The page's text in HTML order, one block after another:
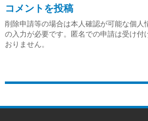
コメントを投稿
削除申請等の場合は本人確認が可能な個人
の入力が必要です。匿名での申請は受け付
おりません。